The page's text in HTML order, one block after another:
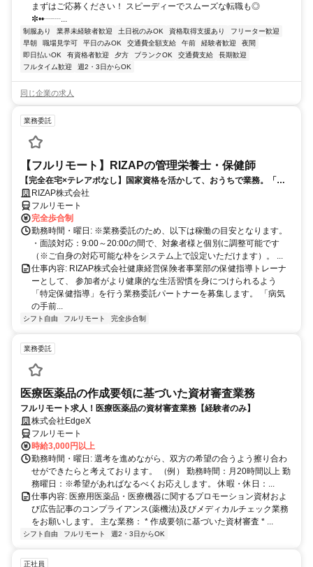
まずはご応募ください！ スピーディーでスムーズな転職も◎
✼••┈┈...
制服あり 業界未経験者歓迎 土日祝のみOK 資格取得支援あり
フリーター歓迎
早朝
職場見学可 平日のみOK 交通費全額支給 午前 経験者歓迎
夜間
即日払いOK
有資格者歓迎 夕方 ブランクOK 交通費支給
長期歓迎
フルタイム歓迎
週2・3日からOK
同じ企業の求人
業務委託
【フルリモート】RIZAPの管理栄養士・保健師
【完全在宅×テレアポなし】国家資格を活かして、おうちで業務。「も
う一つの安心」を。主婦・Wワーカー活躍中！「平日の日中だけ」「夕
方以降の数時間だけ」など、生活リズムに合わせた時間調整が可能で
す。1件ごとの成果報酬型だから、頑張った分だけ手応えのある収入
に。充実のサポート体制で、安心の在宅ワークを始めませんか？
RIZAP株式会社
フルリモート
完全歩合制
勤務時間・曜日: ※業務委託のため、以下は稼働の目安となります。
・面談対応：9:00～20:00の間で、対象者様と個別に調整可能です
（※ご自身の対応可能な枠をシステム上で設定いただけます）。 ...
仕事内容: RIZAP株式会社健康経営保険者事業部の保健指導トレーナ
ーとして、 参加者がより健康的な生活習慣を身につけられるよう
「特定保健指導」を行う業務委託パートナーを募集します。 「病気
の手前...
シフト自由 フルリモート 完全歩合制
業務委託
医療医薬品の作成要領に基づいた資材審査業務
フルリモート求人！医療医薬品の資材審査業務【経験者のみ】
株式会社EdgeX
フルリモート
時給3,000円以上
勤務時間・曜日: 選考を進めながら、双方の希望の合うよう擦り合わ
せができたらと考えております。 （例） 勤務時間：月20時間以上 勤
務曜日：※希望があればなるべくお応えします。 休暇・休日：...
仕事内容: 医療用医薬品・医療機器に関するプロモーション資材およ
び広告記事のコンプライアンス(薬機法)及びメディカルチェック業務
をお願いします。 主な業務： * 作成要領に基づいた資材審査 * ...
シフト自由 フルリモート 週2・3日からOK
正社員